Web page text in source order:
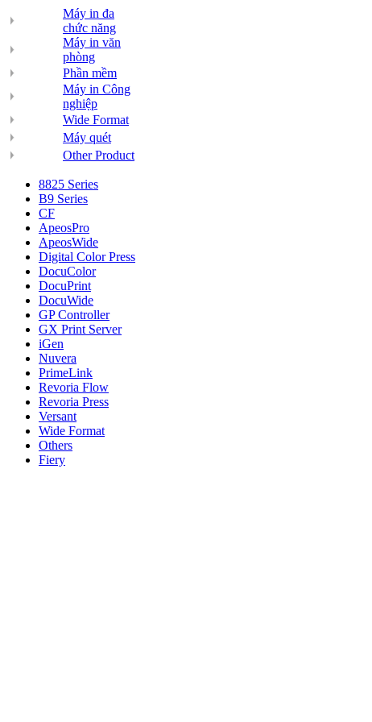
Máy in đa
chức năng
Máy in văn
phòng
Phần mềm
Máy in Công
nghiệp
Wide Format
Máy quét
Other Product
8825 Series
B9 Series
CF
ApeosPro
ApeosWide
Digital Color Press
DocuColor
DocuPrint
DocuWide
GP Controller
GX Print Server
iGen
Nuvera
PrimeLink
Revoria Flow
Revoria Press
Versant
Wide Format
Others
Fiery